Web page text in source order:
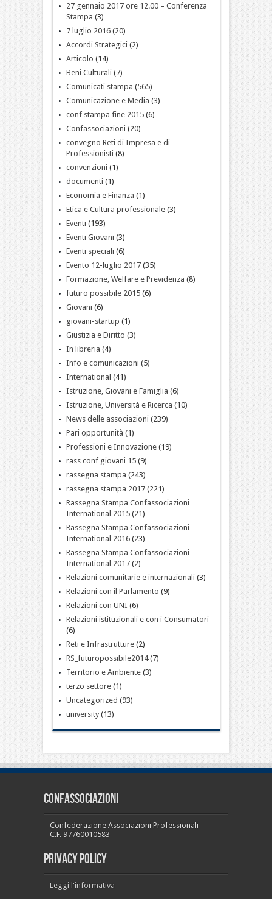
27 gennaio 2017 ore 12.00 – Conferenza
Stampa (3)
7 luglio 2016(20)
Accordi Strategici (2)
Articolo (14)
Beni Culturali (7)
Comunicati stampa (565)
Comunicazione e Media (3)
conf stampa fine 2015(6)
Confassociazioni (20)
convegno Reti di Impresa e di
Professionisti (8)
convenzioni (1)
documenti (1)
Economia e Finanza (1)
Etica e Cultura professionale(3)
Eventi (193)
Eventi Giovani (3)
Eventi speciali (6)
Evento 12-luglio 2017(35)
Formazione, Welfare e Previdenza (8)
futuro possibile 2015(6)
Giovani (6)
giovani-startup (1)
Giustizia e Diritto (3)
In libreria (4)
Info e comunicazioni (5)
International (41)
Istruzione, Giovani e Famiglia (6)
Istruzione, Università e Ricerca (10)
News delle associazioni (239)
Pari opportunità (1)
Professioni e Innovazione(19)
rass conf giovani 15(9)
rassegna stampa (243)
rassegna stampa 2017(221)
Rassegna Stampa Confassociazioni
International 2015(21)
Rassegna Stampa Confassociazioni
International 2016(23)
Rassegna Stampa Confassociazioni
International 2017(2)
Relazioni comunitarie e internazionali (3)
Relazioni con il Parlamento (9)
Relazioni con UNI (6)
Relazioni istituzionali e con i Consumatori
(6)
Reti e Infrastrutture(2)
RS_futuropossibile2014(7)
Territorio e Ambiente(3)
terzo settore(1)
Uncategorized (93)
university(13)
CONFASSOCIAZIONI
Confederazione Associazioni Professionali
C.F. 97760010583
PRIVACY POLICY
Leggi l'informativa